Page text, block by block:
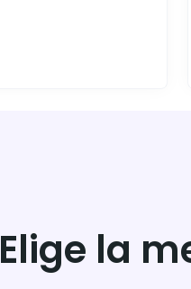
Elige la